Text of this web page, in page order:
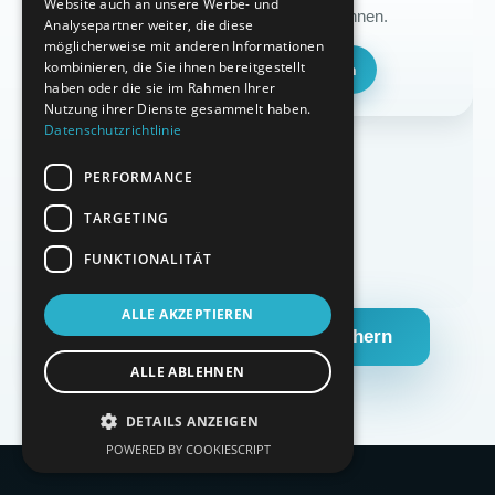
Kundenbewertungen sehen zu können.
Cookie-Einstellungen öffnen
Kostenlose Erstberatung sichern
Website auch an unsere Werbe- und
Analysepartner weiter, die diese
möglicherweise mit anderen Informationen
kombinieren, die Sie ihnen bereitgestellt
haben oder die sie im Rahmen Ihrer
Nutzung ihrer Dienste gesammelt haben.
Datenschutzrichtlinie
PERFORMANCE
TARGETING
FUNKTIONALITÄT
ALLE AKZEPTIEREN
ALLE ABLEHNEN
DETAILS ANZEIGEN
POWERED BY COOKIESCRIPT